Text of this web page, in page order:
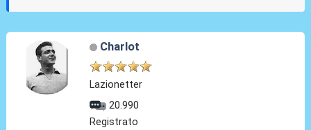
Charlot
Lazionetter
20.990
Registrato